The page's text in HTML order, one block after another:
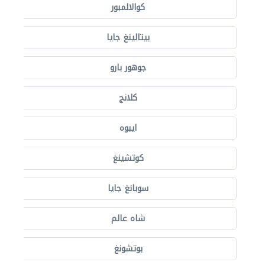
كوالالمبور
بيتالينغ جايا
جوهور بارو
كلانج
ايبوه
كوتشينغ
سوبانغ جايا
شاه عالم
بوتشونغ